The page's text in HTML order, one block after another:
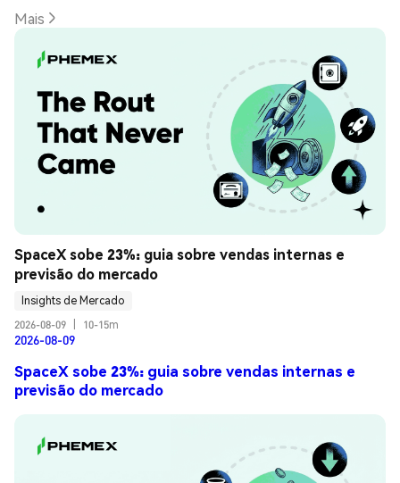
Mais
SpaceX sobe 23%: guia sobre vendas internas e
previsão do mercado
Insights de Mercado
2026-08-09
10-15m
2026-08-09
SpaceX sobe 23%: guia sobre vendas internas e
previsão do mercado